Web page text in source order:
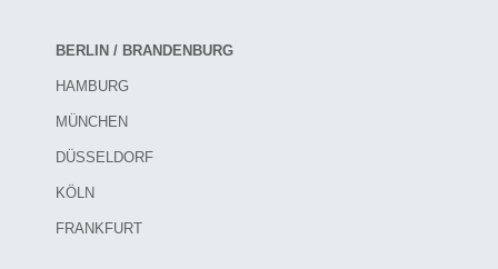
BERLIN / BRANDENBURG
HAMBURG
MÜNCHEN
DÜSSELDORF
KÖLN
FRANKFURT